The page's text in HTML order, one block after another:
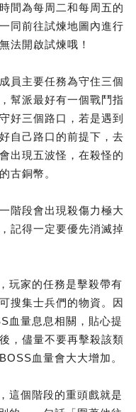
間為每周二和每周五的
同前往試煉地圖內進行
法開啟試煉哦！
員主要任務為守住三個
幫派最好有一個戰鬥指
好三個路口，若是遇到
自己路口的前提下，去
出現五波怪，在殺怪的
古銅幣。
階段會出現殺傷力極大
記得一定要優先消滅掉
玩家的任務是擊殺帶有
搜集士兵們的物資。因
血量息息相關，貼心提
，儘量不要再擊殺該類
血量會大大增加。
這個階段的重頭戲就是